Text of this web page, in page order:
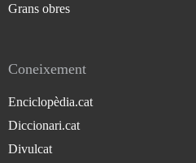
Grans obres
Coneixement
Enciclopèdia.cat
Diccionari.cat
Divulcat